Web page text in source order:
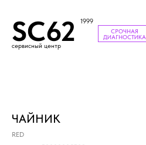
SC62 1999
сервисный центр
СРОЧНАЯ
ДИАГНОСТИКА
ЧАЙНИК
RED